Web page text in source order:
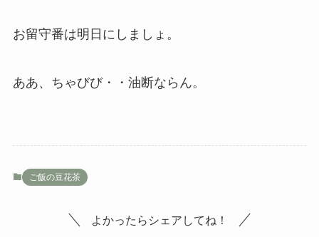
お留守番は明日にしましょ。
ああ、ちゃびび・・油断ならん。
ご飯の豆花茶
よかったらシェアしてね！